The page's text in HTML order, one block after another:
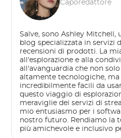
Caporedattore
Salve, sono Ashley Mitchell,
blog specializzata in servizi
recensioni di prodotti. La
all'esplorazione e alla
all'avanguardia che non
altamente tecnologiche, ma
incredibilmente facili da
questo viaggio di
meraviglie dei servizi di
mio entusiasmo per i
nostro futuro. Rendiamo la
più amichevole e inclusivo